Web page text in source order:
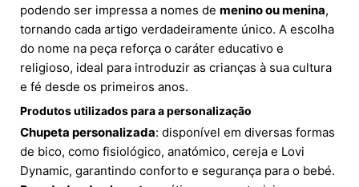
podendo ser impressa a nomes de menino ou menina,
tornando cada artigo verdadeiramente único. A escolha
do nome na peça reforça o caráter educativo e
religioso, ideal para introduzir as crianças à sua cultura
e fé desde os primeiros anos.
Produtos utilizados para a personalização
Chupeta personalizada: disponível em diversas formas
de bico, como fisiológico, anatómico, cereja e Lovi
Dynamic, garantindo conforto e segurança para o bebé.